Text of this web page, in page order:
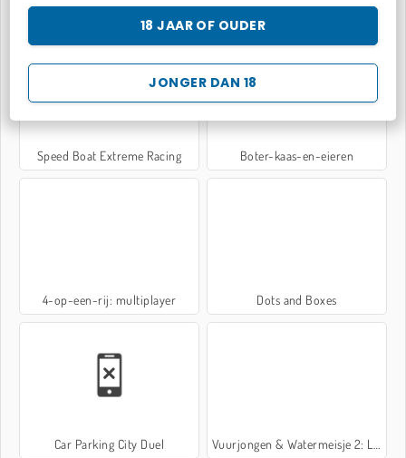
JONGER DAN 18
18 JAAR OF OUDER
Steal Brainrot Duel Obby Rainbow Tower
Speed Boat Extreme Racing Boter-kaas-en-eieren
4-op-een-rij: multiplayer Dots and Boxes
Car Parking City Duel Vuurjongen & Watermeisje 2: Lichttempel